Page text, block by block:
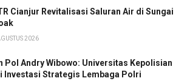
Cianjur Revitalisasi Saluran Air di Sungai
2026
Pol Andry Wibowo: Universitas Kepolisian
Investasi Strategis Lembaga Polri